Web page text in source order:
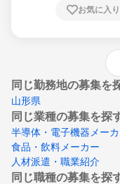
崎県、熊本県、大分県、宮崎
お気に入り
同じ勤務地の募集を
山形県
同じ業種の募集を探
半導体・電子機器メー
食品・飲料メーカー
人材派遣・職業紹介
同じ職種の募集を探